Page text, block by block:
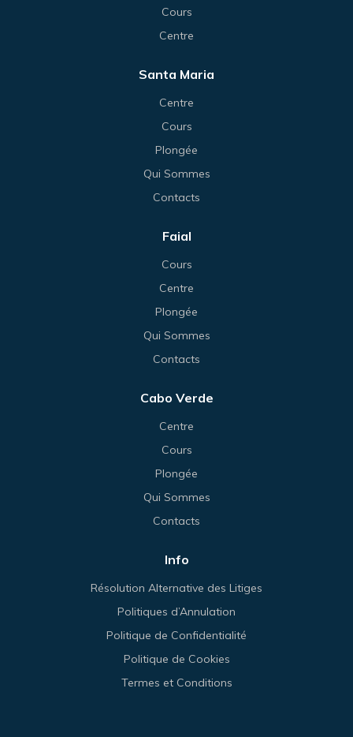
Cours
Centre
Santa Maria
Centre
Cours
Plongée
Qui Sommes
Contacts
Faial
Cours
Centre
Plongée
Qui Sommes
Contacts
Cabo Verde
Centre
Cours
Plongée
Qui Sommes
Contacts
Info
Résolution Alternative des Litiges
Politiques d’Annulation
Politique de Confidentialité
Politique de Cookies
Termes et Conditions